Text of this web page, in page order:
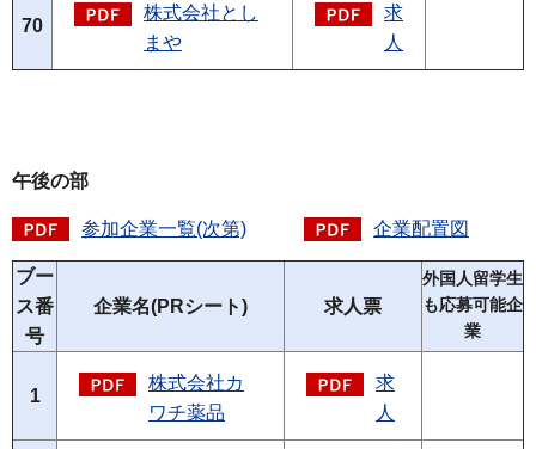
70
株式会社とし
まや
求
人
午後の部
参加企業一覧(次第) 企業配置図
ブー
ス番
号
企業名(PRシート) 求人票
外国人留学生
も応募可能企
業
1
株式会社カ
ワチ薬品
求
人